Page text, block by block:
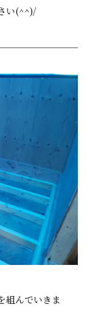
い(^^)/
組んでいきま